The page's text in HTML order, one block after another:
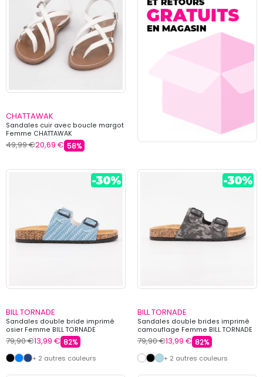
CHATTAWAK
Sandales cuir avec boucle margot
Femme CHATTAWAK
49,99 €20,69 € 58%
BILL TORNADE
Sandales double bride imprimé
osier Femme BILL TORNADE
79,90 €13,99 € 82%
+ 2 autres couleurs
BILL TORNADE
Sandales double brides imprimé
camouflage Femme BILL TORNADE
79,90 €13,99 € 82%
+ 2 autres couleurs